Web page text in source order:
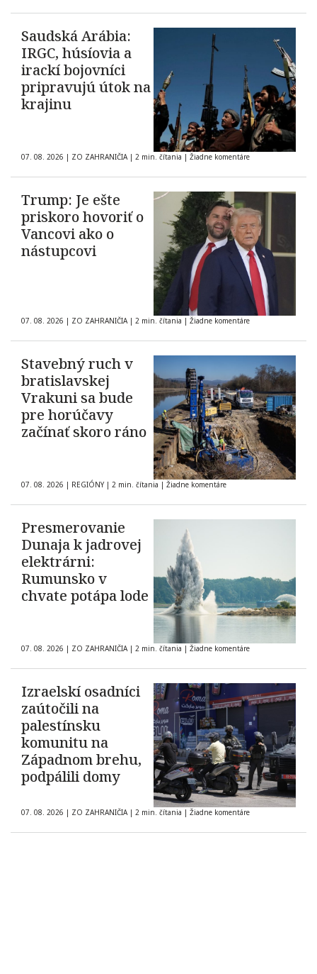
Saudská Arábia:
IRGC, húsíovia a
irackí bojovníci
pripravujú útok na
krajinu
07. 08. 2026 | ZO ZAHRANIČIA | 2 min. čítania | Žiadne komentáre
Trump: Je ešte
priskoro hovoriť o
Vancovi ako o
nástupcovi
07. 08. 2026 | ZO ZAHRANIČIA | 2 min. čítania | Žiadne komentáre
Stavebný ruch v
bratislavskej
Vrakuni sa bude
pre horúčavy
začínať skoro ráno
07. 08. 2026 | REGIÓNY | 2 min. čítania | Žiadne komentáre
Presmerovanie
Dunaja k jadrovej
elektrárni:
Rumunsko v
chvate potápa lode
07. 08. 2026 | ZO ZAHRANIČIA | 2 min. čítania | Žiadne komentáre
Izraelskí osadníci
zaútočili na
palestínsku
komunitu na
Západnom brehu,
podpálili domy
07. 08. 2026 | ZO ZAHRANIČIA | 2 min. čítania | Žiadne komentáre